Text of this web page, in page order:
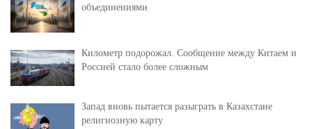
объединениями
Километр подорожал. Сообщение между Китаем и
Россией стало более сложным
Запад вновь пытается разыграть в Казахстане
религиозную карту